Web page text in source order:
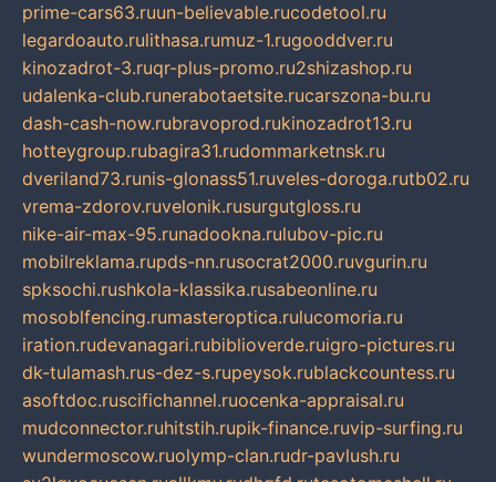
prime-cars63.ruun-believable.rucodetool.ru
legardoauto.rulithasa.rumuz-1.rugooddver.ru
kinozadrot-3.ruqr-plus-promo.ru2shizashop.ru
udalenka-club.runerabotaetsite.rucarszona-bu.ru
dash-cash-now.rubravoprod.rukinozadrot13.ru
hotteygroup.rubagira31.rudommarketnsk.ru
dveriland73.runis-glonass51.ruveles-doroga.rutb02.ru
vrema-zdorov.ruvelonik.rusurgutgloss.ru
nike-air-max-95.runadookna.rulubov-pic.ru
mobilreklama.rupds-nn.rusocrat2000.ruvgurin.ru
spksochi.rushkola-klassika.rusabeonline.ru
mosoblfencing.rumasteroptica.rulucomoria.ru
iration.rudevanagari.rubiblioverde.ruigro-pictures.ru
dk-tulamash.rus-dez-s.rupeysok.rublackcountess.ru
asoftdoc.ruscifichannel.ruocenka-appraisal.ru
mudconnector.ruhitstih.rupik-finance.ruvip-surfing.ru
wundermoscow.ruolymp-clan.rudr-pavlush.ru